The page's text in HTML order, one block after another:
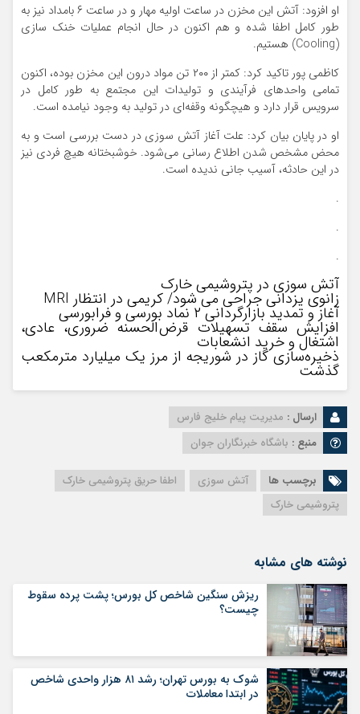
او افزود: آتش این مخزن در ساعت اولیه مهار و در ساعت ۶ بامداد نیز به
طور کامل اطفا شده و هم اکنون در حال انجام عملیات خنک سازی
(Cooling) هستیم.
کاظمی پور تاکید کرد: کمتر از ۲۰۰ تن مواد درون این مخزن بوده، اکنون
تمامی واحد‌های فرآیندی و تولیدات این مجتمع به طور کامل در
سرویس قرار دارد و هیچگونه وقفه‌ای در تولید به وجود نیامده است.
او در پایان بیان کرد: علت آغاز آتش سوزی در دست بررسی است و به
محض مشخص شدن اطلاع رسانی می‌شود. خوشبختانه هیچ فردی نیز
در این حادثه، آسیب جانی ندیده است.
.
.
.
آتش سوزی در پتروشیمی خارک
زانوی یزدانی جراحی می شود/ کریمی در انتظار MRI
آغاز و تمدید بازارگردانی ۲ نماد بورسی و فرابورسی
افزایش سقف تسهیلات قرض‌الحسنه ضروری، عادی،
اشتغال و خرید انشعابات
ذخیره‌سازی گاز در شوریجه از مرز یک میلیارد مترمکعب
گذشت
ارسال : مدیریت پیام خلیج فارس
منبع : باشگاه خبرنگاران جوان
برچسب ها آتش سوزی
اطفا حریق پتروشیمی خارک
پتروشیمی خارک
نوشته های مشابه
ریزش سنگین شاخص کل بورس؛ پشت پرده سقوط
چیست؟
شوک به بورس تهران؛ رشد ۸۱ هزار واحدی شاخص
در ابتدا معاملات